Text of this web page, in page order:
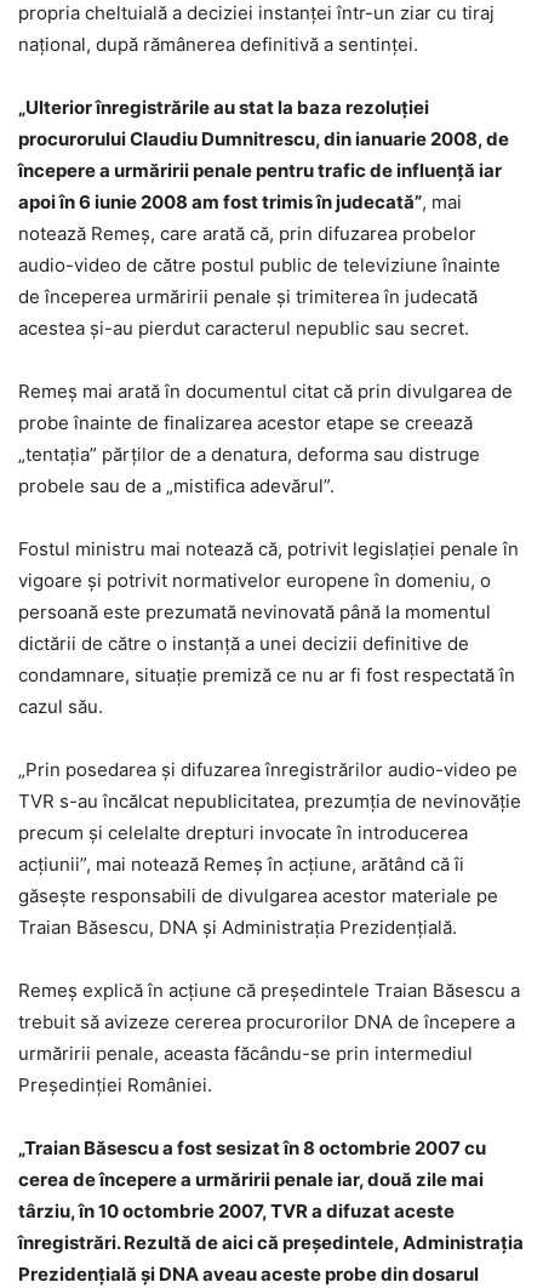
propria cheltuială a deciziei instanţei într-un ziar cu tiraj
naţional, după rămânerea definitivă a sentinţei.
„Ulterior înregistrările au stat la baza rezoluţiei
procurorului Claudiu Dumnitrescu, din ianuarie 2008, de
începere a urmăririi penale pentru trafic de influenţă iar
apoi în 6 iunie 2008 am fost trimis în judecată”, mai
notează Remeş, care arată că, prin difuzarea probelor
audio-video de către postul public de televiziune înainte
de începerea urmăririi penale şi trimiterea în judecată
acestea şi-au pierdut caracterul nepublic sau secret.
Remeş mai arată în documentul citat că prin divulgarea de
probe înainte de finalizarea acestor etape se creează
„tentaţia” părţilor de a denatura, deforma sau distruge
probele sau de a „mistifica adevărul”.
Fostul ministru mai notează că, potrivit legislaţiei penale în
vigoare şi potrivit normativelor europene în domeniu, o
persoană este prezumată nevinovată până la momentul
dictării de către o instanţă a unei decizii definitive de
condamnare, situaţie premiză ce nu ar fi fost respectată în
cazul său.
„Prin posedarea şi difuzarea înregistrărilor audio-video pe
TVR s-au încălcat nepublicitatea, prezumţia de nevinovăţie
precum şi celelalte drepturi invocate în introducerea
acţiunii”, mai notează Remeş în acţiune, arătând că îi
găseşte responsabili de divulgarea acestor materiale pe
Traian Băsescu, DNA şi Administraţia Prezidenţială.
Remeş explică în acţiune că preşedintele Traian Băsescu a
trebuit să avizeze cererea procurorilor DNA de începere a
urmăririi penale, aceasta făcându-se prin intermediul
Preşedinţiei României.
„Traian Băsescu a fost sesizat în 8 octombrie 2007 cu
cerea de începere a urmăririi penale iar, două zile mai
târziu, în 10 octombrie 2007, TVR a difuzat aceste
înregistrări. Rezultă de aici că preşedintele, Administraţia
Prezidenţială şi DNA aveau aceste probe din dosarul